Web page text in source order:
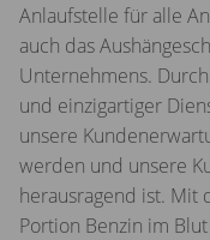
Anlaufstelle für alle
auch das
Unternehmens.
und einzigartiger
unsere
werden und unsere
herausragend ist. Mit
Portion Benzin im